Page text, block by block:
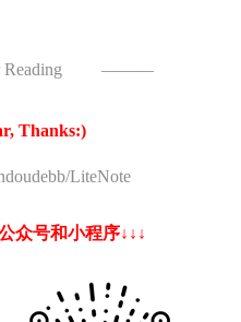
———
Thanks:)
LiteNote
众号和小程序↓↓↓